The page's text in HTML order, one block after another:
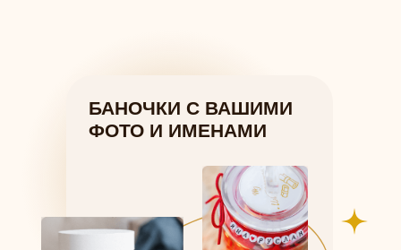
БАНОЧКИ С ВАШИМИ
ФОТО И ИМЕНАМИ